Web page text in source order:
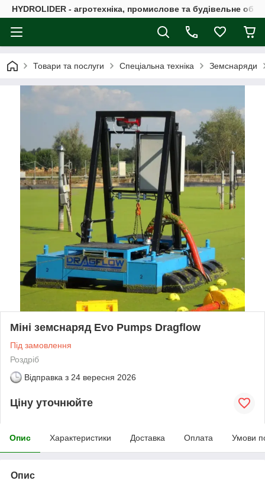
HYDROLIDER - агротехніка, промислове та будівельне
Товари та послуги Спеціальна техніка Земснаряди
Міні земснаряд Evo Pumps Dragflow
Під замовлення
Роздріб
Відправка з 24 вересня 2026
Ціну уточнюйте
Опис Характеристики Доставка Оплата Умови
Опис